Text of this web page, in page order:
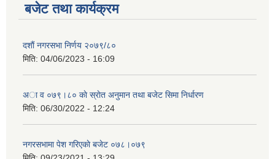
बजेट तथा कार्यक्रम
दशाैं नगरसभा निर्णय २०७९/८०
मिति: 04/06/2023 - 16:09
अा व ०७९।८० काे स्राेत अनुमान तथा बजेट सिमा निर्धारण
मिति: 06/30/2022 - 12:24
नगरसभामा पेश गरिएकाे बजेट ०७८।०७९